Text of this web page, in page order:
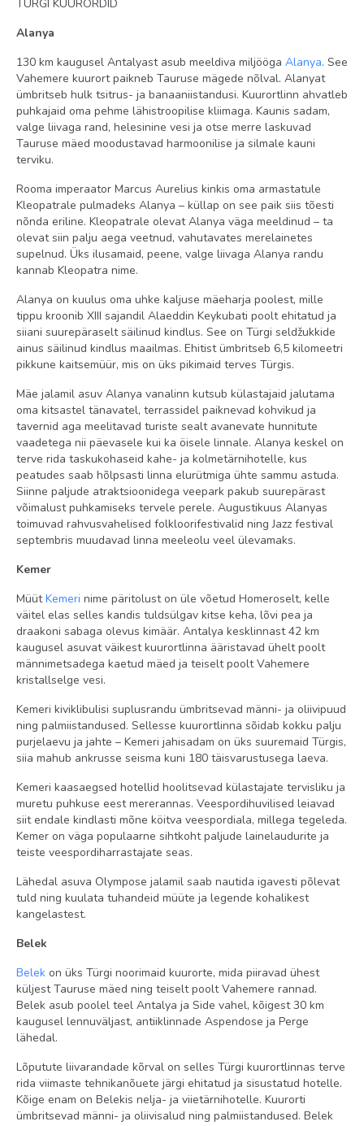
Best Price Standard Room
Eco Room
Toitlustus
AI
PREMIUM UAI
UAI
Rand
liiva-kiviklibune
oma
rätikud rannas: tasuta
Meelelahutus ja sport
saun tasuta
aeroobika tasuta
minigolf tasuta
diskoteek tasuta
tennise reketide ja pallide rent tasuline
mänguautomaadid tasuline
massaaž tasuline
tenniseväljaku valgustus tasuline
piljard tasuline
jõusaal tasuta
türgi saun (hammam) tasuta
vesiaeroobika tasuta
rannavõrkpall tasuta
noolemäng tasuta
veesport tasuline
petang tasuta
lauatennis tasuta
elav muusika tasuta
bowling tasuline
meelelahutusprogramm tasuta
tenniseväljak tasuta (kõvakattega)
Lastele
laste basseinid: 2
veeliumäed: 12
laste puhvet
miniklubi (4–16 a.)
TÜRGI KUURORDID
Alanya
130 km kaugusel Antalyast asub meeldiva miljööga Alanya. See
Vahemere kuurort paikneb Tauruse mägede nõlval. Alanyat
ümbritseb hulk tsitrus- ja banaaniistandusi. Kuurortlinn ahvatleb
puhkajaid oma pehme lähistroopilise kliimaga. Kaunis sadam,
valge liivaga rand, helesinine vesi ja otse merre laskuvad
Tauruse mäed moodustavad harmoonilise ja silmale kauni
terviku.
Rooma imperaator Marcus Aurelius kinkis oma armastatule
Kleopatrale pulmadeks Alanya – küllap on see paik siis tõesti
nõnda eriline. Kleopatrale olevat Alanya väga meeldinud – ta
olevat siin palju aega veetnud, vahutavates merelainetes
supelnud. Üks ilusamaid, peene, valge liivaga Alanya randu
kannab Kleopatra nime.
Alanya on kuulus oma uhke kaljuse mäeharja poolest, mille
tippu kroonib XIII sajandil Alaeddin Keykubati poolt ehitatud ja
siiani suurepäraselt säilinud kindlus. See on Türgi seldžukkide
ainus säilinud kindlus maailmas. Ehitist ümbritseb 6,5 kilomeetri
pikkune kaitsemüür, mis on üks pikimaid terves Türgis.
Mäe jalamil asuv Alanya vanalinn kutsub külastajaid jalutama
oma kitsastel tänavatel, terrassidel paiknevad kohvikud ja
tavernid aga meelitavad turiste sealt avanevate hunnitute
vaadetega nii päevasele kui ka öisele linnale. Alanya keskel on
terve rida taskukohaseid kahe- ja kolmetärnihotelle, kus
peatudes saab hõlpsasti linna elurütmiga ühte sammu astuda.
Siinne paljude atraktsioonidega veepark pakub suurepärast
võimalust puhkamiseks tervele perele. Augustikuus Alanyas
toimuvad rahvusvahelised folkloorifestivalid ning Jazz festival
septembris muudavad linna meeleolu veel ülevamaks.
Kemer
MüütKemeri nime päritolust on üle võetud Homeroselt, kelle
väitel elas selles kandis tuldsülgav kitse keha, lõvi pea ja
draakoni sabaga olevus kimäär. Antalya kesklinnast 42 km
kaugusel asuvat väikest kuurortlinna ääristavad ühelt poolt
männimetsadega kaetud mäed ja teiselt poolt Vahemere
kristallselge vesi.
Kemeri kiviklibulisi suplusrandu ümbritsevad männi- ja oliivipuud
ning palmiistandused. Sellesse kuurortlinna sõidab kokku palju
purjelaevu ja jahte – Kemeri jahisadam on üks suuremaid Türgis,
siia mahub ankrusse seisma kuni 180 täisvarustusega laeva.
Kemeri kaasaegsed hotellid hoolitsevad külastajate tervisliku ja
muretu puhkuse eest mererannas. Veespordihuvilised leiavad
siit endale kindlasti mõne köitva veespordiala, millega tegeleda.
Kemer on väga populaarne sihtkoht paljude lainelaudurite ja
teiste veespordiharrastajate seas.
Lähedal asuva Olympose jalamil saab nautida igavesti põlevat
tuld ning kuulata tuhandeid müüte ja legende kohalikest
kangelastest.
Belek
Belek on üks Türgi noorimaid kuurorte, mida piiravad ühest
küljest Tauruse mäed ning teiselt poolt Vahemere rannad.
Belek asub poolel teel Antalya ja Side vahel, kõigest 30 km
kaugusel lennuväljast, antiiklinnade Aspendose ja Perge
lähedal.
Lõputute liivarandade kõrval on selles Türgi kuurortlinnas terve
rida viimaste tehnikanõuete järgi ehitatud ja sisustatud hotelle.
Kõige enam on Belekis nelja- ja viietärnihotelle. Kuurorti
ümbritsevad männi- ja oliivisalud ning palmiistandused. Belek